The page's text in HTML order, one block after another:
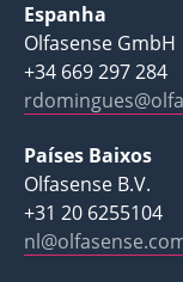
Espanha
Olfasense GmbH
+34 669 297 284
Países Baixos
Olfasense B.V.
+31 20 6255104